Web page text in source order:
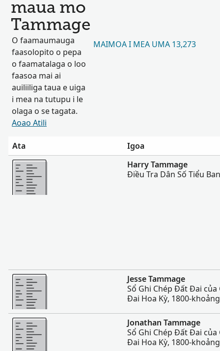
maua mo
Tammage
O faamaumauga
faasolopito o pepa
o faamatalaga o loo
faasoa mai ai
auiliiliga taua e uiga
i mea na tutupu i le
olaga o se tagata.
Aoao Atili
MAIMOA I MEA UMA 13,273
Ata
Igoa
Sili atu
Harry Tammage
Điều Tra Dân Số Tiểu
Sili atu
Jesse Tammage
Sổ Ghi Chép Đất Đai của
Đai Hoa Kỳ, 1800-
Sili atu
Jonathan Tammage
Sổ Ghi Chép Đất Đai của
Đai Hoa Kỳ, 1800-